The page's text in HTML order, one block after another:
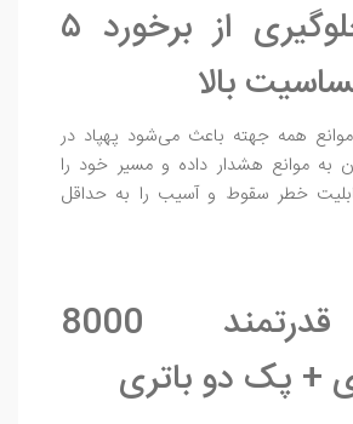
سنسور جلوگیری از برخورد ۵
بالا
همه‌ جهته باعث می‌شود پهپاد در
به موانع هشدار داده و مسیر خود را
خطر سقوط و آسیب را به حداقل
باتری قدرتمند 8000
+ پک دو باتری